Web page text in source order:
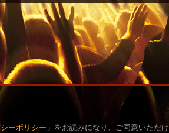
ーポリシー 」をお読みになり、ご同意いただけ